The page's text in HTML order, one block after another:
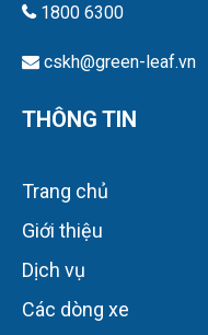
1800 6300
cskh@green-leaf.vn
THÔNG TIN
Trang chủ
Giới thiệu
Dịch vụ
Các dòng xe